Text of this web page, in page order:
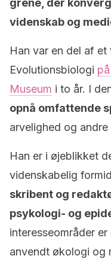
grene, der
videnskab og
Han var en del af
Evolutionsbiologi
Museum i to år. I
opnå omfattende
arvelighed og
Han er i øjeblikket
videnskabelig
skribent og
psykologi- og
interesseområder
anvendt økologi og